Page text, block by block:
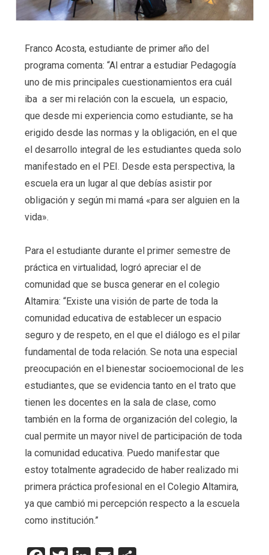
Franco Acosta, estudiante de primer año del
programa comenta: “Al entrar a estudiar Pedagogía
uno de mis principales cuestionamientos era cuál
iba a ser mi relación con la escuela, un espacio,
que desde mi experiencia como estudiante, se ha
erigido desde las normas y la obligación, en el que
el desarrollo integral de les estudiantes queda solo
manifestado en el PEI. Desde esta perspectiva, la
escuela era un lugar al que debías asistir por
obligación y según mi mamá «para ser alguien en la
vida».
Para el estudiante durante el primer semestre de
práctica en virtualidad, logró apreciar el de
comunidad que se busca generar en el colegio
Altamira: “Existe una visión de parte de toda la
comunidad educativa de establecer un espacio
seguro y de respeto, en el que el diálogo es el pilar
fundamental de toda relación. Se nota una especial
preocupación en el bienestar socioemocional de les
estudiantes, que se evidencia tanto en el trato que
tienen les docentes en la sala de clase, como
también en la forma de organización del colegio, la
cual permite un mayor nivel de participación de toda
la comunidad educativa. Puedo manifestar que
estoy totalmente agradecido de haber realizado mi
primera práctica profesional en el Colegio Altamira,
ya que cambió mi percepción respecto a la escuela
como institución.”